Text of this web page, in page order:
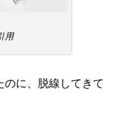
用
に、脱線してきて